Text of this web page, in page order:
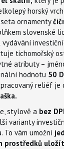
horský
ornamenty
slovenské
tichomořský
atributy –
hodnotu 50
reliéf je
stylově a bez
varianty
To vám umožní
prostředků